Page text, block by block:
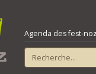
Agenda des fest-